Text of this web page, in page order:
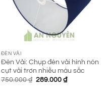
ĐÈN VẢI
Đèn Vải: Chụp đèn vải hình nón
cụt vải trơn nhiều màu sắc
750.000₫ Giá
289.000 ₫Giá